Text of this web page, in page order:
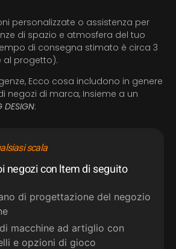
personalizzate o assistenza per
di spazio e atmosfera del tuo
di consegna stimato è circa 3
al progetto).
Ecco cosa includono in genere
negozi di marca, Insieme a un
DESIGN:
scala
negozi con ltem di seguito
di progettazione del negozio
macchine ad artiglio con
e opzioni di gioco